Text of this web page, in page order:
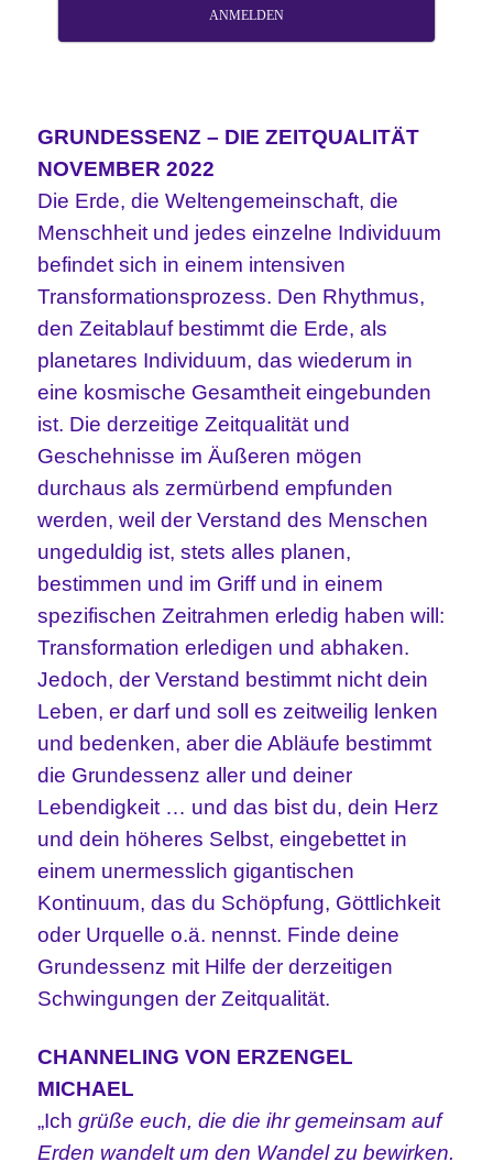
ANMELDEN
GRUNDESSENZ – DIE ZEITQUALITÄT
NOVEMBER 2022
Die Erde, die Weltengemeinschaft, die
Menschheit und jedes einzelne Individuum
befindet sich in einem intensiven
Transformationsprozess. Den Rhythmus,
den Zeitablauf bestimmt die Erde, als
planetares Individuum, das wiederum in
eine kosmische Gesamtheit eingebunden
ist. Die derzeitige Zeitqualität und
Geschehnisse im Äußeren mögen
durchaus als zermürbend empfunden
werden, weil der Verstand des Menschen
ungeduldig ist, stets alles planen,
bestimmen und im Griff und in einem
spezifischen Zeitrahmen erledig haben will:
Transformation erledigen und abhaken.
Jedoch, der Verstand bestimmt nicht dein
Leben, er darf und soll es zeitweilig lenken
und bedenken, aber die Abläufe bestimmt
die Grundessenz aller und deiner
Lebendigkeit … und das bist du, dein Herz
und dein höheres Selbst, eingebettet in
einem unermesslich gigantischen
Kontinuum, das du Schöpfung, Göttlichkeit
oder Urquelle o.ä. nennst. Finde deine
Grundessenz mit Hilfe der derzeitigen
Schwingungen der Zeitqualität.
CHANNELING VON ERZENGEL
MICHAEL
„Ich grüße euch, die die ihr gemeinsam auf
Erden wandelt um den Wandel zu bewirken.